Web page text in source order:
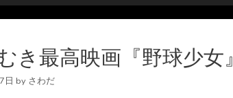
き最高映画『野球少女
日 by さわだ